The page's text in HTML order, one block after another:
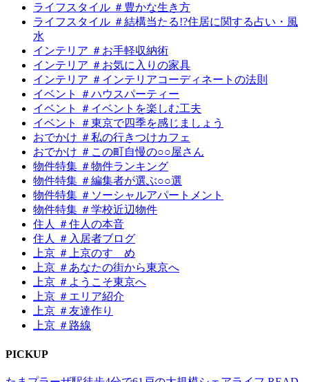
ライフスタイル ＃豊かな生き方
ライフスタイル ＃結構当たる!?住居に関する占い・風
水
インテリア ＃お手軽収納術
インテリア ＃お気に入りの家具
インテリア ＃インテリアコーディネートの法則
イベント ＃ハウスパーティー
イベント ＃イベントを楽しむ工夫
イベント ＃東京で四季を感じましょう
おでかけ ＃私の行きつけカフェ
おでかけ ＃この町自慢の○○屋さん
物件特集 ＃物件ランキング
物件特集 ＃編集者が選ぶ○○選
物件特集 ＃ソーシャルアパートメント
物件特集 ＃学校近辺物件
住人 ＃住人の本音
住人 ＃入居者ブログ
上京 ＃上京のすゝめ
上京 ＃あなたの街から東京へ
上京 ＃ようこそ東京へ
上京 ＃エリア紹介
上京 ＃友達作り
上京 ＃路線
PICKUP